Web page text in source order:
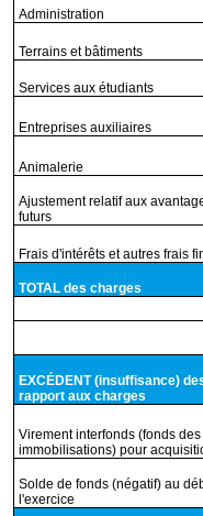
Administration
Terrains et bâtiments
Services aux étudiants
Entreprises auxiliaires
Animalerie
Ajustement relatif aux
futurs
Frais d'intérêts et autres frais
TOTAL des charges
EXCÉDENT (insuffisance)
rapport aux charges
Virement interfonds (fonds des
immobilisations) pour
Solde de fonds (négatif) au
l'exercice